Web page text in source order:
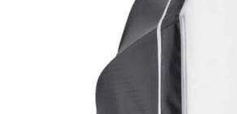
avec
COLBOR
plusieurs